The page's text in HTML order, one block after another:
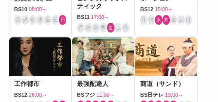
BS10 08:00～
月 火 水 木 金 土 日
ティック
BS11 17:00～
月 火 水 木 金 土 日
BS12 15:00～
月 火 水 木 金 土 日
工作都市
BS12 26:00～
最強配達人
BSフジ 11:00～
商道（サンド）
BS日テレ 13:00～